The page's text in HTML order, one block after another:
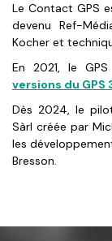
Le Contact GPS
devenu Ref-
Kocher et
En 2021, le
versions du GPS
Dès 2024, le
Sàrl créée par
les
Bresson.